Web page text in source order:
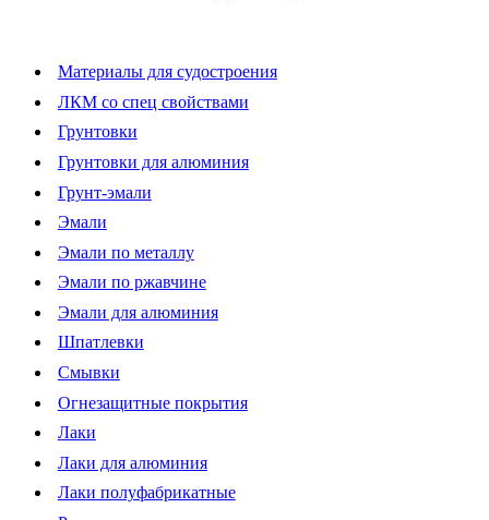
Материалы для судостроения
ЛКМ со спец свойствами
Грунтовки
Грунтовки для алюминия
Грунт-эмали
Эмали
Эмали по металлу
Эмали по ржавчине
Эмали для алюминия
Шпатлевки
Смывки
Огнезащитные покрытия
Лаки
Лаки для алюминия
Лаки полуфабрикатные